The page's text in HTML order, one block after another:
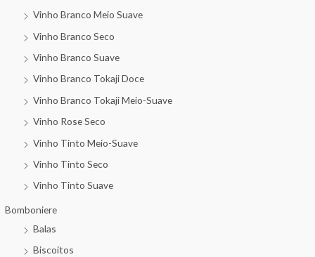
Vinho Branco Meio Suave
Vinho Branco Seco
Vinho Branco Suave
Vinho Branco Tokaji Doce
Vinho Branco Tokaji Meio-Suave
Vinho Rose Seco
Vinho Tinto Meio-Suave
Vinho Tinto Seco
Vinho Tinto Suave
Bomboniere
Balas
Biscoitos